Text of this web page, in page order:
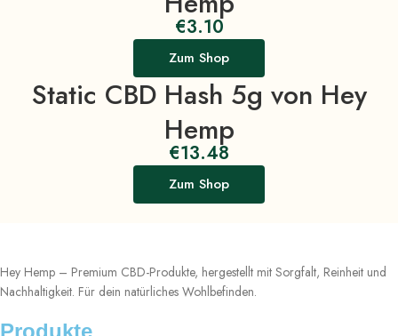
€3.10
Zum Shop
Static CBD Hash 5g von Hey
Hemp
€13.48
Zum Shop
Hey Hemp – Premium CBD-Produkte, hergestellt mit Sorgfalt, Reinheit und
Nachhaltigkeit. Für dein natürliches Wohlbefinden.
Produkte